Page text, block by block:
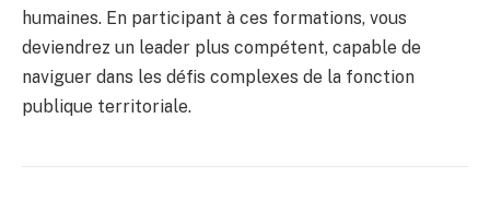
humaines. En participant à ces formations, vous
deviendrez un leader plus compétent, capable de
naviguer dans les défis complexes de la fonction
publique territoriale.